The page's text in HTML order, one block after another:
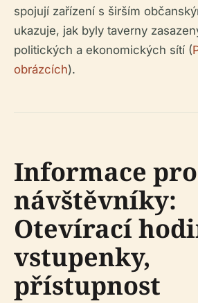
spojují zařízení s širším
ukazuje, jak byly taverny
politických a ekonomických sítí (
obrázcích).
Informace pro
návštěvníky:
Otevírací
vstupenky,
přístupnost